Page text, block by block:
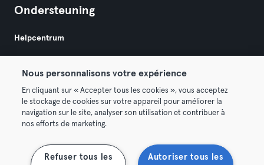
Ondersteuning
Helpcentrum
Algemene Voorwaarden
Membership opzeggen Trek hier je contract terug
Nous personnalisons votre expérience
En cliquant sur « Accepter tous les cookies », vous acceptez
le stockage de cookies sur votre appareil pour améliorer la
navigation sur le site, analyser son utilisation et contribuer à
nos efforts de marketing.
Autoriser tous les
Refuser tous les